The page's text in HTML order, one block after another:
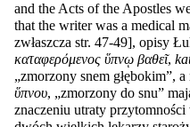
and the Acts of the Apostles
that the writer was a medical
zwłaszcza str. 47-49], opisy
καταφερόμενος ὕπνῳ βαθεῖ,
„zmorzony snem głębokim”,
ὕπνου, „zmorzony do snu”
znaczeniu utraty